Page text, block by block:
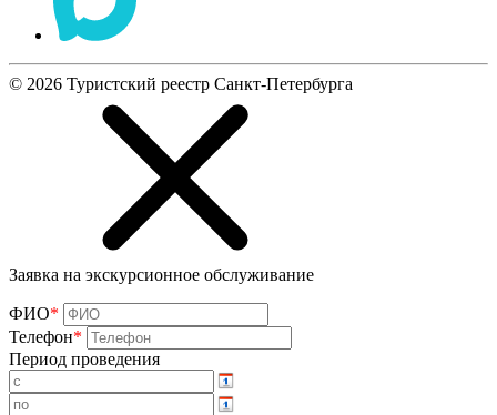
© 2026 Туристский реестр Санкт-Петербурга
Заявка на экскурсионное обслуживание
ФИО*
Телефон*
Период проведения